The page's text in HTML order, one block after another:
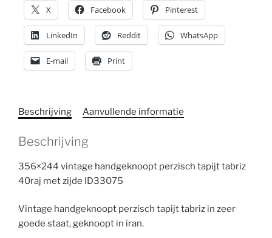
X Facebook Pinterest
LinkedIn Reddit WhatsApp
E-mail Print
Beschrijving Aanvullende informatie
Beschrijving
356×244 vintage handgeknoopt perzisch tapijt tabriz
40raj met zijde ID33075
Vintage handgeknoopt perzisch tapijt tabriz in zeer
goede staat, geknoopt in iran.